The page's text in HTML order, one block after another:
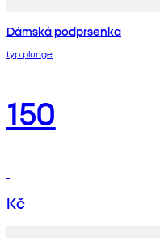
Dámská podprsenka
typ plunge
150
Kč